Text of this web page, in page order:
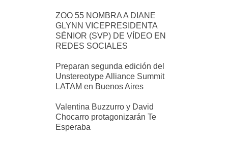
ZOO 55 NOMBRA A DIANE
GLYNN VICEPRESIDENTA
SÉNIOR (SVP) DE VÍDEO EN
REDES SOCIALES
Preparan segunda edición del
Unstereotype Alliance Summit
LATAM en Buenos Aires
Valentina Buzzurro y David
Chocarro protagonizarán Te
Esperaba